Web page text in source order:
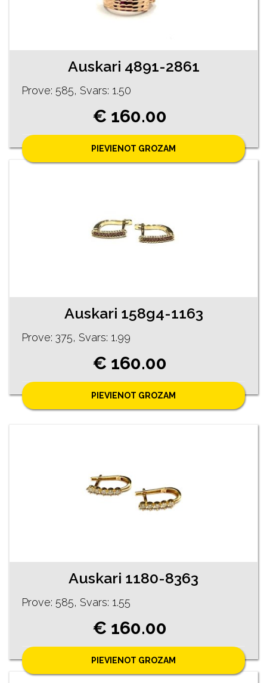
Auskari 4891-2861
Prove: 585, Svars: 1.50
€ 160.00
PIEVIENOT GROZAM
Auskari 158g4-1163
Prove: 375, Svars: 1.99
€ 160.00
PIEVIENOT GROZAM
Auskari 1180-8363
Prove: 585, Svars: 1.55
€ 160.00
PIEVIENOT GROZAM